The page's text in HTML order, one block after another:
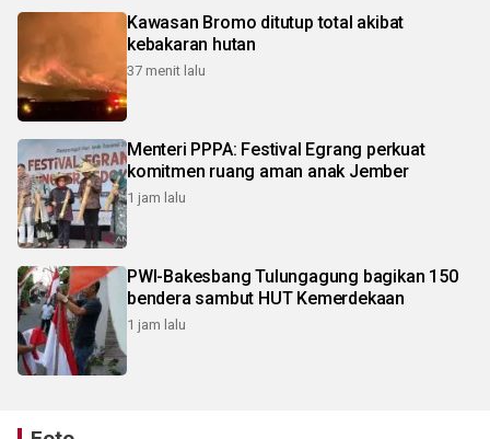
Kawasan Bromo ditutup total akibat
kebakaran hutan
37 menit lalu
Menteri PPPA: Festival Egrang perkuat
komitmen ruang aman anak Jember
1 jam lalu
PWI-Bakesbang Tulungagung bagikan 150
bendera sambut HUT Kemerdekaan
1 jam lalu